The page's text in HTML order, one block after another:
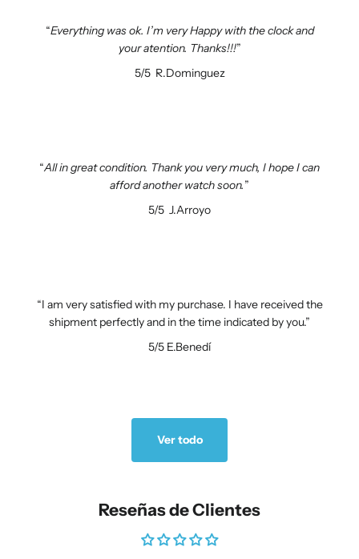
Everything was ok. I’m very Happy with the clock and
your atention. Thanks!!!
5/5R.Dominguez
All in great condition. Thank you very much, I hope I can
afford another watch soon.
5/5 J.Arroyo
I am very satisfied with my purchase. I have received the
shipment perfectly and in the time indicated by you.
5/5 E.Benedí
Ver todo
Reseñas de Clientes